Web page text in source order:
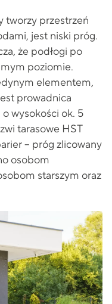
tworzy przestrzeń
jest niski próg.
że podłogi po
poziomie.
elementem,
prowadnica
wysokości ok. 5
tarasowe HST
– próg zlicowany
osobom
starszym oraz